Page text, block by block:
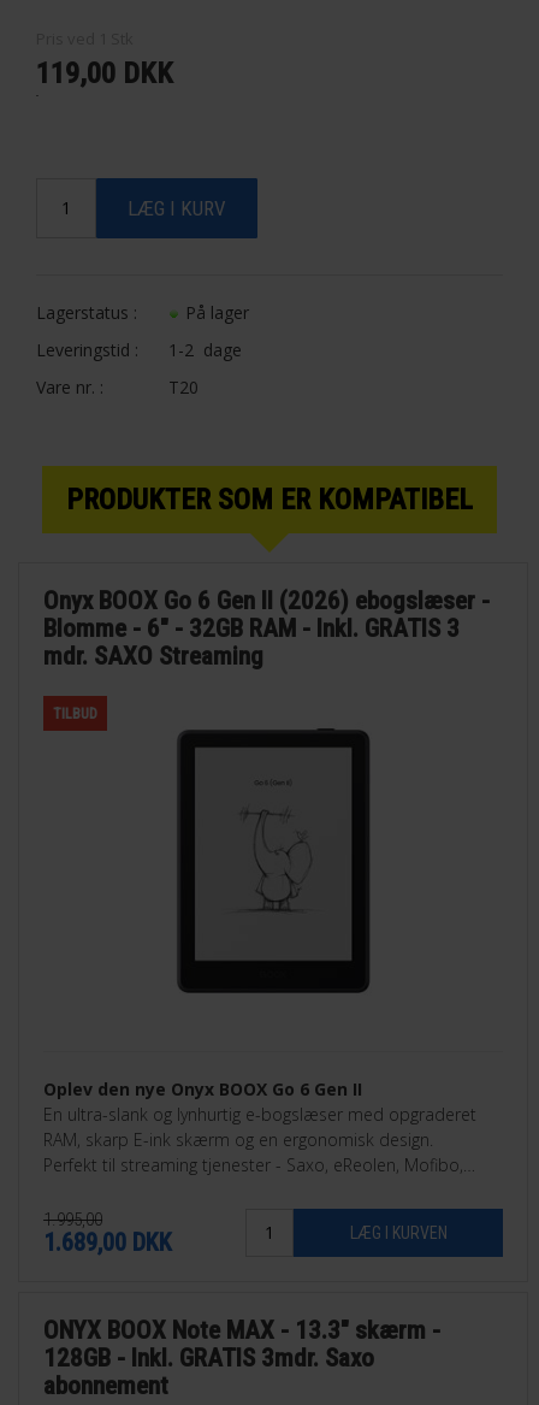
119,00 DKK
Lagerstatus :
På lager
Leveringstid :
1-2 dage
Vare nr. :
T20
PRODUKTER SOM ER KOMPATIBEL
Onyx BOOX Go 6 Gen II (2026) ebogslæser -
Blomme - 6" - 32GB RAM - Inkl. GRATIS 3
mdr. SAXO Streaming
TILBUD
Oplev den nye Onyx BOOX Go 6 Gen II
En ultra-slank og lynhurtig e-bogslæser med opgraderet
RAM, skarp E-ink skærm og en ergonomisk design.
Perfekt til streaming tjenester - Saxo, eReolen, Mofibo,
1.995,00
1.689,00 DKK
ONYX BOOX Note MAX - 13.3" skærm -
128GB - Inkl. GRATIS 3mdr. Saxo
abonnement